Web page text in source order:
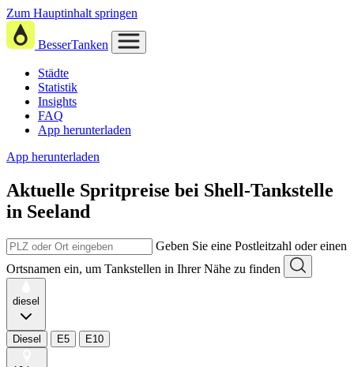
Zum Hauptinhalt springen
BesserTanken
Städte
Statistik
Insights
FAQ
App herunterladen
App herunterladen
Aktuelle Spritpreise bei Shell-Tankstelle
in Seeland
Geben Sie eine Postleitzahl oder einen
Ortsnamen ein, um Tankstellen in Ihrer Nähe zu finden
diesel
Diesel E5 E10